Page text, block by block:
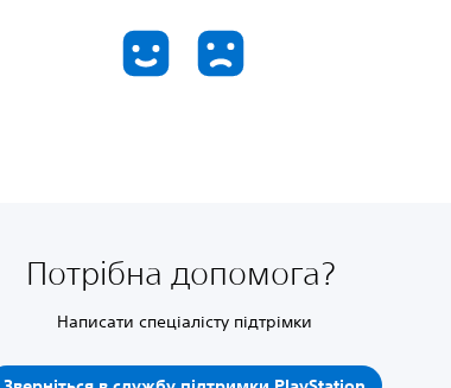
Потрібна допомога?
Написати спеціалісту підтрімки